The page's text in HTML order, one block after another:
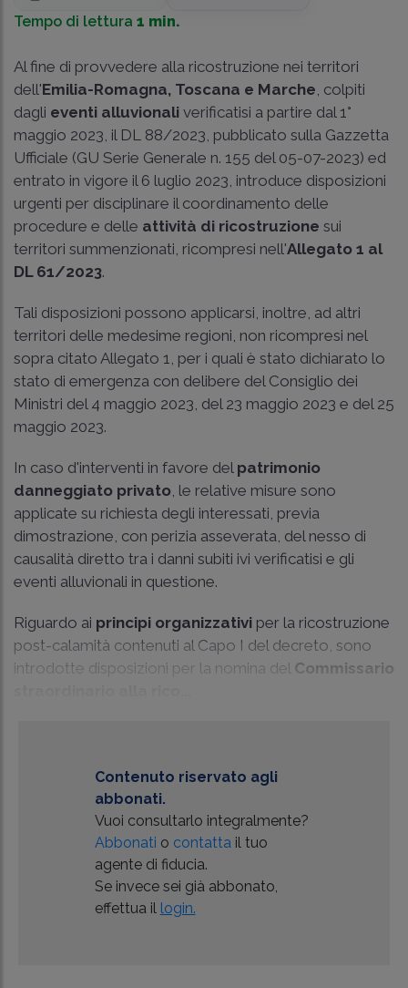
Tempo di lettura 1 min.
Al fine di provvedere alla ricostruzione nei territori
dell'Emilia-Romagna, Toscana e Marche, colpiti
dagli eventi alluvionali verificatisi a partire dal1°
maggio 2023, il DL 88/2023, pubblicato sulla Gazzetta
Ufficiale (GU Serie Generale n. 155 del 05-07-2023) ed
entrato in vigore il 6 luglio 2023, introduce disposizioni
urgenti per disciplinare il coordinamento delle
procedure e delle attività di ricostruzione sui
territori summenzionati, ricompresi nell'Allegato 1 al
DL 61/2023.
Tali disposizioni possono applicarsi, inoltre, ad altri
territori delle medesime regioni, non ricompresi nel
sopra citato Allegato 1, per i quali è stato dichiarato lo
stato di emergenza con delibere del Consiglio dei
Ministri del 4 maggio 2023, del 23 maggio 2023 e del 25
maggio 2023.
In caso d'interventi in favore del patrimonio
danneggiato privato, le relative misure sono
applicate su richiesta degli interessati, previa
dimostrazione, con perizia asseverata, del nesso di
causalità diretto tra i danni subiti ivi verificatisi e gli
eventi alluvionali in questione.
Riguardo ai principi organizzativi per la ricostruzione
post-calamità contenuti al Capo I del decreto, sono
introdotte disposizioni per la nomina del Commissario
Contenuto riservato agli
abbonati.
Vuoi consultarlo integralmente?
Abbonati o contattail tuo
agente di fiducia.
Se invece sei già abbonato,
effettua il login.